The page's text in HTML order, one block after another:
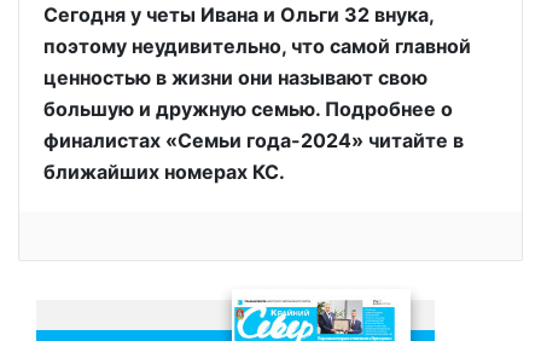
Сегодня у четы Ивана и Ольги 32 внука,
поэтому неудивительно, что самой главной
ценностью в жизни они называют свою
большую и дружную семью. Подробнее о
финалистах «Семьи года-2024» читайте в
ближайших номерах КС.